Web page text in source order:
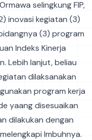
selingkung FIP,
inovasi kegiatan (3)
(3) program
Indeks Kinerja
Lebih lanjut, beliau
dilaksanakan
program kerja
yaang disesuaikan
dilakukan dengan
Imbuhnya.